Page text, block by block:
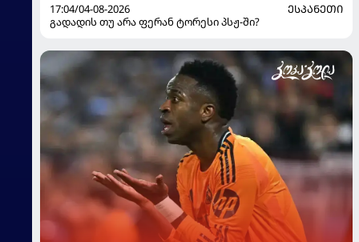
17:04/04-08-2026
ᲔᲡᲞᲐᲜᲔᲗᲘ
გადადის თუ არა ფერან ტორესი პსჟ-ში?